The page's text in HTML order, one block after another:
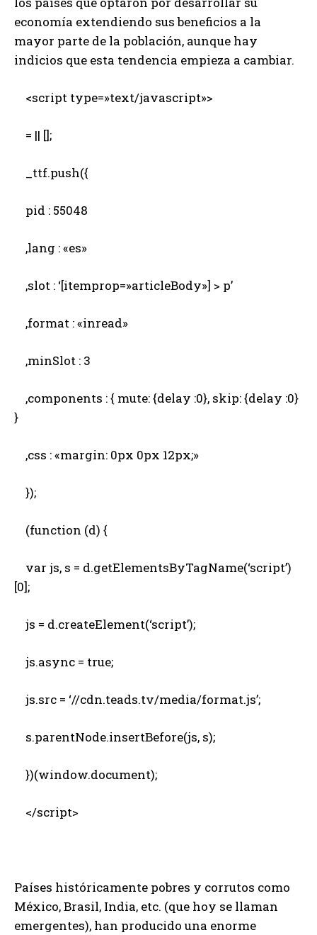
economía extendiendo sus beneficios a la
mayor parte de la población, aunque hay
indicios que esta tendencia empieza a cambiar.
<script type=»text/javascript»>
= || [];
_ttf.push({
pid : 55048
,lang : «es»
,slot : ‘[itemprop=»articleBody»] > p’
,format : «inread»
,minSlot : 3
,components : { mute: {delay :0}, skip: {delay :0}
}
,css : «margin: 0px 0px 12px;»
});
(function (d) {
var js, s = d.getElementsByTagName(‘script’)
[0];
js = d.createElement(‘script’);
js.async = true;
js.src = ‘//cdn.teads.tv/media/format.js’;
s.parentNode.insertBefore(js, s);
})(window.document);
</script>
Países históricamente pobres y corrutos como
México, Brasil, India, etc. (que hoy se llaman
emergentes), han producido una enorme